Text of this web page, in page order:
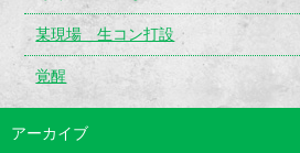
某現場 生コン打設
覚醒
アーカイブ